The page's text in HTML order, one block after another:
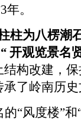
3年。
柱为八楞潮
开观览景名
构改建，
了岭南历
“风度楼”